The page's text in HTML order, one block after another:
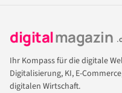
digitalmagazin
Ihr Kompass für die digitale
Digitalisierung, KI, E-
digitalen Wirtschaft.